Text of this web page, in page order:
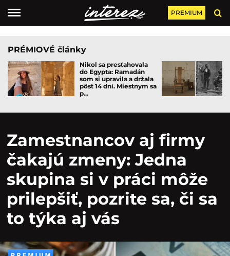
PREMIUM
PRÉMIOVÉ články
Nikol sa presťahovala
do Egypta: Ramadán
som si upravila a držala
pôst 14 dní. Miestnym sa
p...
Zamestnancov aj firmy
čakajú zmeny: Jedna
skupina si v práci môže
prilepšiť, pozrite sa, či sa
to týka aj vás